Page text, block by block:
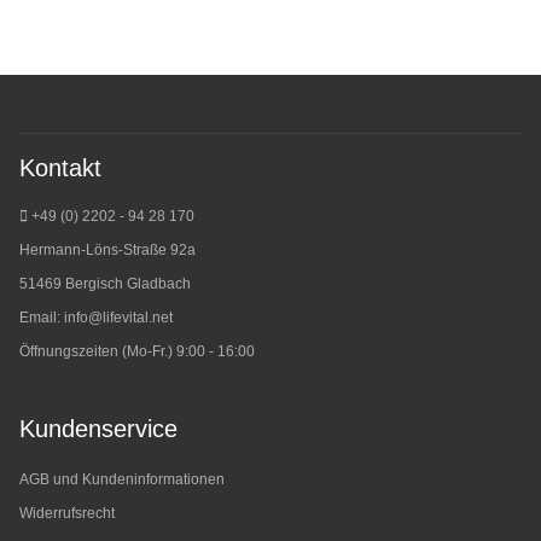
Kontakt
+49 (0) 2202 - 94 28 170
Hermann-Löns-Straße 92a
51469 Bergisch Gladbach
Email: info@lifevital.net
Öffnungszeiten (Mo-Fr.) 9:00 - 16:00
Kundenservice
AGB und Kundeninformationen
Widerrufsrecht